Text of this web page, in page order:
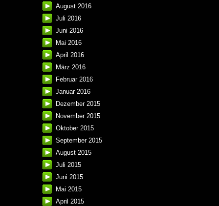
August 2016
Juli 2016
Juni 2016
Mai 2016
April 2016
März 2016
Februar 2016
Januar 2016
Dezember 2015
November 2015
Oktober 2015
September 2015
August 2015
Juli 2015
Juni 2015
Mai 2015
April 2015